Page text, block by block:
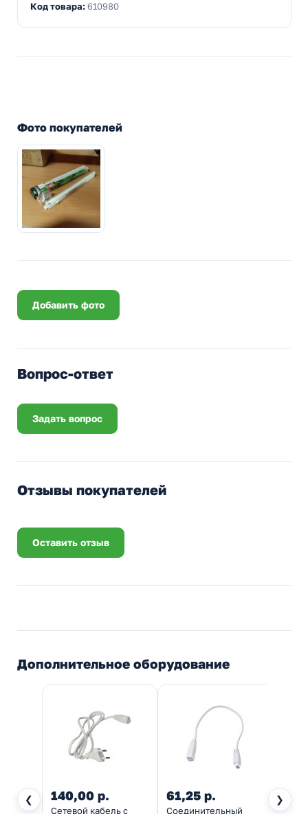
Код товара:610980
Фото покупателей
Добавить фото
Вопрос-ответ
Задать вопрос
Отзывы покупателей
Оставить отзыв
Дополнительное оборудование
❮ ❯
140,00 р.
Сетевой кабель с
61,25 р.
Соединительный